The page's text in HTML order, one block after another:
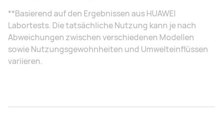
**Basierend auf den Ergebnissen aus HUAWEI
Labortests. Die tatsächliche Nutzung kann je nach
Abweichungen zwischen verschiedenen Modellen
sowie Nutzungsgewohnheiten und Umwelteinflüssen
variieren.